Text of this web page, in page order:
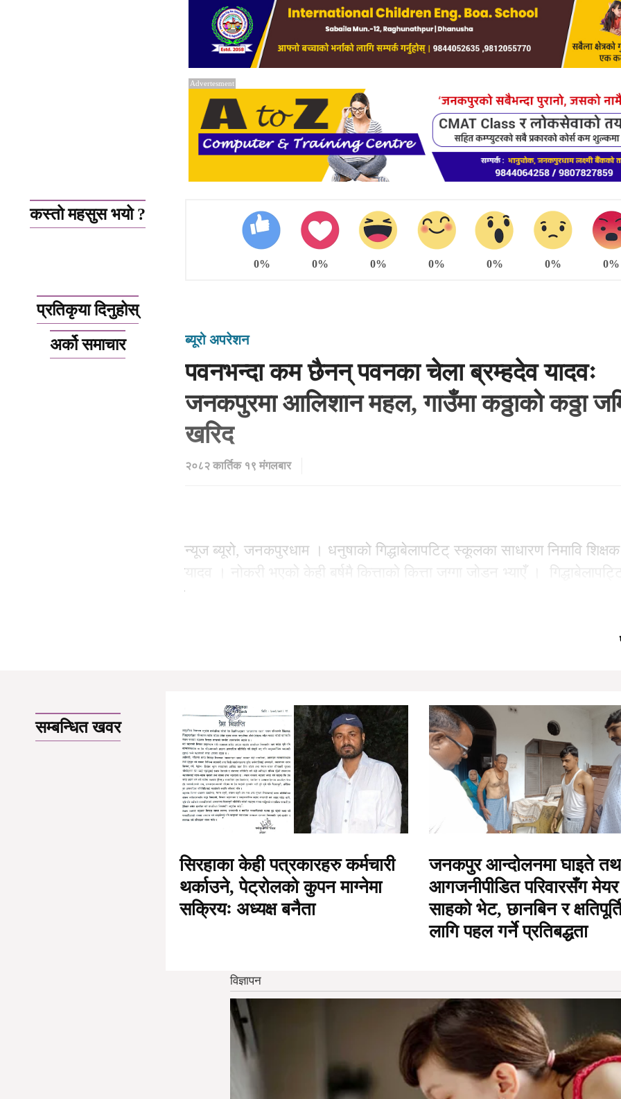
Advertesment
कस्तो महसुस भयो ?
0% 0% 0% 0% 0% 0% 0%
प्रतिकृया दिनुहोस्
अर्को समाचार
ब्यूरो अपरेशन
पवनभन्दा कम छैनन् पवनका चेला ब्रम्हदेव यादवः
जनकपुरमा आलिशान महल, गाउँमा कठ्ठाको कठ्ठा
खरिद
२०८२ कार्तिक १९ मंगलबार
न्यूज ब्यूरो, जनकपुरधाम । धनुषाको गिद्धाबेलापटिट् स्कूलका साधारण निमावि
यादव । नोकरी भएको केही बर्षमै कित्ताको कित्ता जग्गा जोडन भ्याएँ ।
सम्बन्धित खवर
सिरहाका केही पत्रकारहरु कर्मचारी
थर्काउने, पेट्रोलको कुपन माग्नेमा
सक्रियः अध्यक्ष बनैता
जनकपुर आन्दोलनमा घाइते
आगजनीपीडित परिवारसँग मेयर
साहको भेट, छानबिन र
लागि पहल गर्ने प्रतिबद्धता